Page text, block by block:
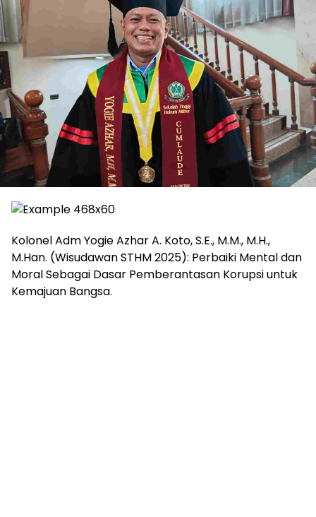
Kolonel Adm Yogie Azhar A. Koto, S.E., M.M., M.H.,
M.Han. (Wisudawan STHM 2025): Perbaiki Mental dan
Moral Sebagai Dasar Pemberantasan Korupsi untuk
Kemajuan Bangsa.